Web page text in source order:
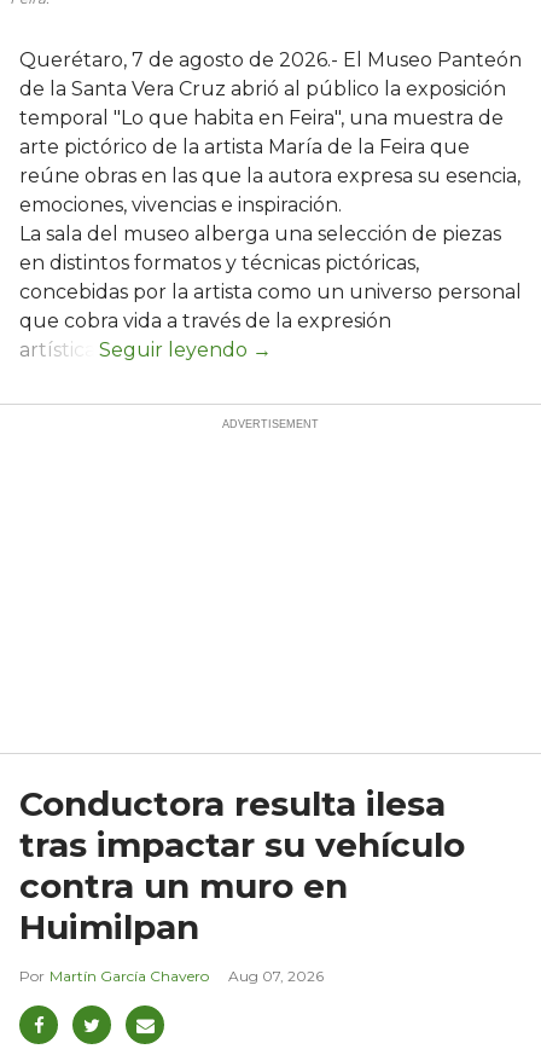
Querétaro, 7 de agosto de 2026.- El Museo Panteón
de la Santa Vera Cruz abrió al público la exposición
temporal "Lo que habita en Feira", una muestra de
arte pictórico de la artista María de la Feira que
reúne obras en las que la autora expresa su esencia,
emociones, vivencias e inspiración.
La sala del museo alberga una selección de piezas
en distintos formatos y técnicas pictóricas,
concebidas por la artista como un universo personal
que cobra vida a través de la expresión
artística.
Conductora resulta ilesa
tras impactar su vehículo
contra un muro en
Huimilpan
Martín García Chavero Aug 07, 2026